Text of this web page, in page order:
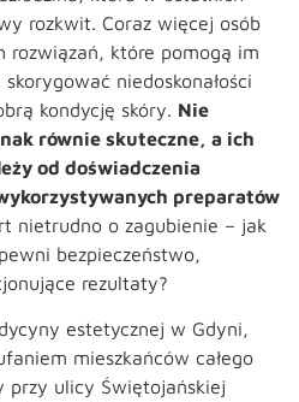
rozkwit. Coraz więcej osób
rozwiązań, które pomogą im
niedoskonałości
kondycję skóry. Nie
równie skuteczne, a ich
od doświadczenia
preparatów
nietrudno o zagubienie – jak
bezpieczeństwo,
rezultaty?
estetycznej w Gdyni,
mieszkańców całego
przy ulicy Świętojańskiej